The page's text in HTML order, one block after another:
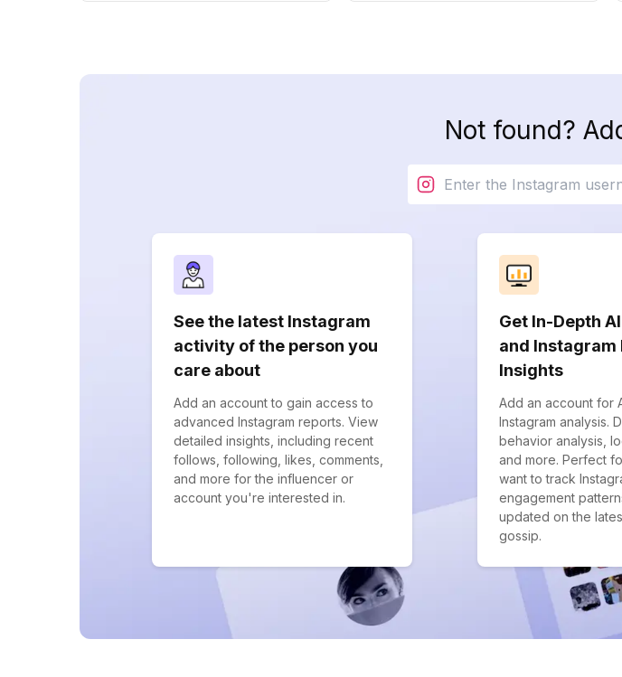
Not found?
See the latest Instagram
activity of the person you
care about
Add an account to gain access to
advanced Instagram reports. View
detailed insights, including recent
follows, following, likes, comments,
and more for the influencer or
account you're interested in.
Get In-Depth
and Instagram
Insights
Add an account for
Instagram analysis.
behavior analysis,
and more. Perfect
want to track
engagement
updated on the
gossip.